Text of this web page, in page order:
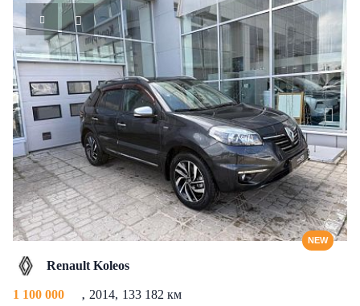
NEW
Renault Koleos
1 100 000 2014 133 182 км